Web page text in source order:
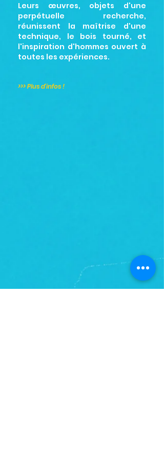
Leurs œuvres, objets d'une
perpétuelle recherche,
réunissent la maîtrise d'une
technique, le bois tourné, et
l'inspiration d'hommes ouvert à
toutes les expériences.
>>> Plus d'infos !